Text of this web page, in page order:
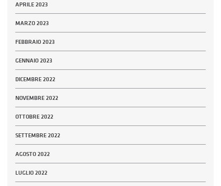
APRILE 2023
MARZO 2023
FEBBRAIO 2023
GENNAIO 2023
DICEMBRE 2022
NOVEMBRE 2022
OTTOBRE 2022
SETTEMBRE 2022
AGOSTO 2022
LUGLIO 2022